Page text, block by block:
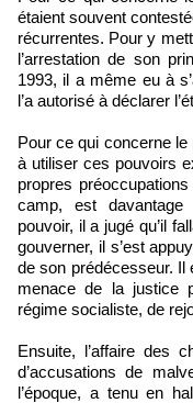
étaient souvent
récurrentes. Pour y
l’arrestation de son
1993, il a même eu à
l’a autorisé à déclarer
Pour ce qui concerne
à utiliser ces pouvoirs
propres
camp, est davantage
pouvoir, il a jugé qu’il
gouverner, il s’est
de son prédécesseur. Il
menace de la justice
régime socialiste, de
Ensuite, l’affaire des
d’accusations de
l’époque, a tenu en